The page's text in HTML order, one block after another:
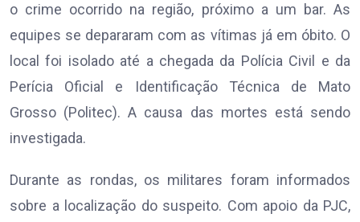
o crime ocorrido na região, próximo a um bar. As
equipes se depararam com as vítimas já em óbito. O
local foi isolado até a chegada da Polícia Civil e da
Perícia Oficial e Identificação Técnica de Mato
Grosso (Politec). A causa das mortes está sendo
investigada.
Durante as rondas, os militares foram informados
sobre a localização do suspeito. Com apoio da PJC,